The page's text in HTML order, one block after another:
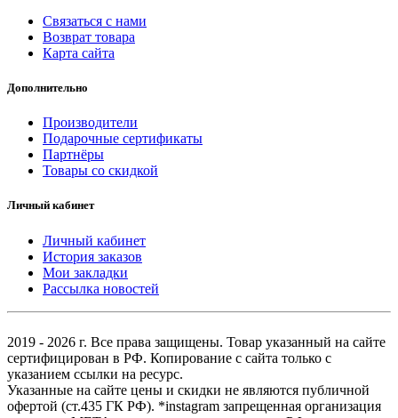
Связаться с нами
Возврат товара
Карта сайта
Дополнительно
Производители
Подарочные сертификаты
Партнёры
Товары со скидкой
Личный кабинет
Личный кабинет
История заказов
Мои закладки
Рассылка новостей
2019 - 2026 г. Все права защищены. Товар указанный на сайте
сертифицирован в РФ. Копирование с сайта только с
указанием ссылки на ресурс.
Указанные на сайте цены и скидки не являются публичной
офертой (ст.435 ГК РФ). *instagram запрещенная организация